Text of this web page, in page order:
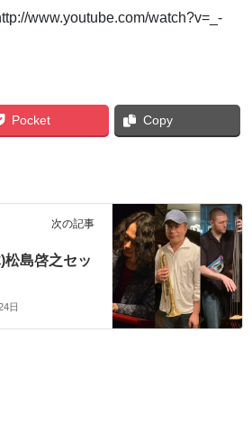
www.youtube.com/watch?v=_-
Pocket Copy
次の記事
松島啓之セッ
日